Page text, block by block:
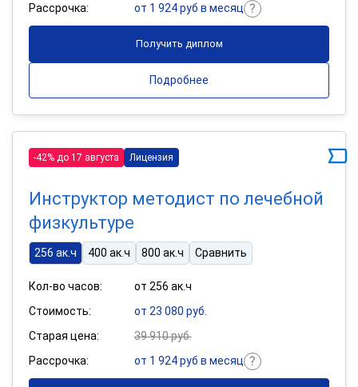
Рассрочка:
от 1 924 руб в месяц
Получить диплом
Подробнее
-42% до 17 августа Лицензия
Инструктор методист по лечебной
физкультуре
256 ак.ч 400 ак.ч 800 ак.ч Сравнить
Кол-во часов:
от 256 ак.ч
Стоимость:
от 23 080 руб.
Старая цена:
39 910 руб.
Рассрочка:
от 1 924 руб в месяц